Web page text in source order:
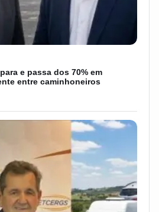
e passa dos 70% em
entre caminhoneiros